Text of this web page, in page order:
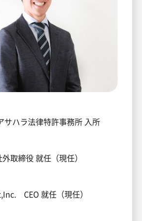
サハラ法律特許事務所 入所
取締役 就任（現任）
CEO 就任（現任）